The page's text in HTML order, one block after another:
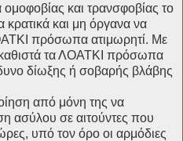
ομοφοβίας και τρανσφοβίας το
κρατικά και μη όργανα να
πρόσωπα ατιμωρητί. Με
καθιστά τα ΛΟΑΤΚΙ πρόσωπα
δίωξης ή σοβαρής βλάβης
από μόνη της να
ασύλου σε αιτούντες που
υπό τον όρο οι αρμόδιες